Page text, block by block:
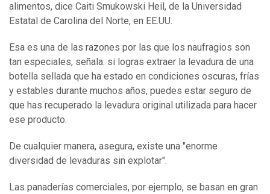
alimentos, dice Caiti Smukowski Heil, de la Universidad
Estatal de Carolina del Norte, en EE.UU.
Esa es una de las razones por las que los naufragios son
tan especiales, señala: si logras extraer la levadura de una
botella sellada que ha estado en condiciones oscuras, frías
y estables durante muchos años, puedes estar seguro de
que has recuperado la levadura original utilizada para hacer
ese producto.
De cualquier manera, asegura, existe una "enorme
diversidad de levaduras sin explotar".
Las panaderías comerciales, por ejemplo, se basan en gran